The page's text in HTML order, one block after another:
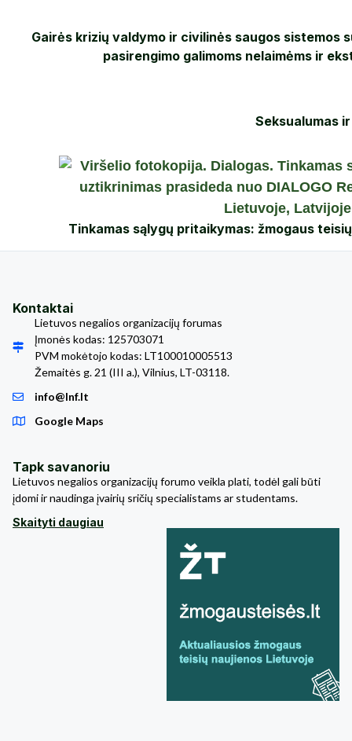
Gairės krizių valdymo ir civilinės saugos sistemos
pasirengimo galimoms nelaimėms ir
Seksualumas
Tinkamas sąlygų pritaikymas: žmogaus
Kontaktai
Lietuvos negalios organizacijų forumas
Įmonės kodas: 125703071
PVM mokėtojo kodas: LT100010005513
Žemaitės g. 21 (III a.), Vilnius, LT-03118.
info@lnf.lt
Google Maps
Tapk savanoriu
Lietuvos negalios organizacijų forumo veikla plati, todėl gali būti
įdomi ir naudinga įvairių sričių specialistams ar studentams.
Skaityti daugiau